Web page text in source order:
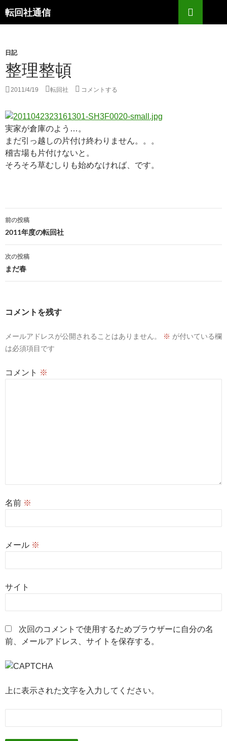
ン
ツ
へ
ス
キ
プ
転回社通信
索
日記
整理整頓
2011/4/19 転回社 コメントする
実家が倉庫のよう…。
まだ引っ越しの片付け終わりません。。。
稽古場も片付けないと。
そろそろ草むしりも始めなければ、です。
投
稿
ナ
ビ
ゲ
ョ
前の投稿
2011年度の転回社
次の投稿
まだ春
コメントを残す
メールアドレスが公開されることはありません。 ※ が付いている欄
は必須項目です
コメント ※
名前 ※
メール ※
サイト
次回のコメントで使用するためブラウザーに自分の名
前、メールアドレス、サイトを保存する。
上に表示された文字を入力してください。